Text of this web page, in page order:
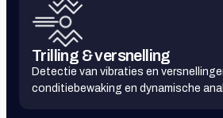
Trilling & versnelling
Detectie van vibraties en
conditiebewaking en dynamische